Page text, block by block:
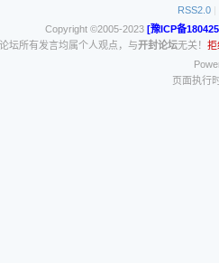
RSS2.0 |
Copyright ©2005-2023 [豫ICP备
坛所有发言均属个人观点，与开封论坛无关！ 拒
页面执行